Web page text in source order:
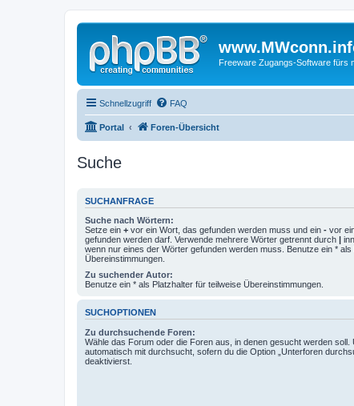
Freeware Zugangs-Software fürs
Schnellzugriff FAQ
Portal Foren-Übersicht
Suche
SUCHANFRAGE
Suche nach Wörtern:
Setze ein + vor ein Wort, das gefunden werden muss und ein - vor
gefunden werden darf. Verwende mehrere Wörter getrennt durch |
wenn nur eines der Wörter gefunden werden muss. Benutze ein *
Übereinstimmungen.
Zu suchender Autor:
Benutze ein * als Platzhalter für teilweise Übereinstimmungen.
SUCHOPTIONEN
Zu durchsuchende Foren:
Wähle das Forum oder die Foren aus, in denen gesucht werden soll.
automatisch mit durchsucht, sofern du die Option „Unterforen
deaktivierst.